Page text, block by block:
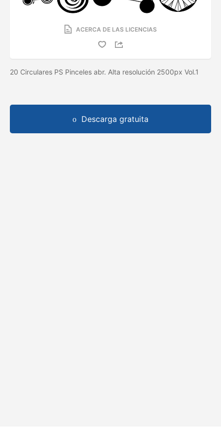
ACERCA DE LAS LICENCIAS
20 Circulares PS Pinceles abr. Alta resolución 2500px Vol.1
Descarga gratuita